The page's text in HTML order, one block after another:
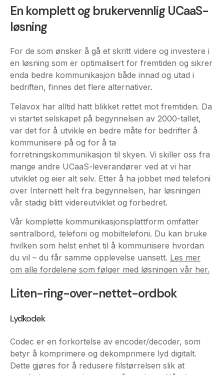
For de som ønsker å gå et skritt videre og investere i
en løsning som er optimalisert for fremtiden og sikrer
bedriften, finnes det flere alternativer.
Telavox har alltid hatt blikket rettet mot fremtiden. Da
vi startet selskapet på begynnelsen av 2000-tallet,
var det for å utvikle en bedre måte for bedrifter å
kommunisere på og for å ta
forretningskommunikasjon til skyen. Vi skiller oss fra
mange andre UCaaS-leverandører ved at vi har
utviklet og eier alt selv. Etter å ha jobbet med telefoni
over Internett helt fra begynnelsen, har løsningen
vår stadig blitt videreutviklet og forbedret.
Vår komplette kommunikasjonsplattform omfatter
sentralbord, telefoni og mobiltelefoni. Du kan bruke
hvilken som helst enhet til å kommunisere hvordan
du vil – du får samme opplevelse uansett.Les mer
om alle fordelene som følger med løsningen vår her.
Liten-ring-over-nettet-ordbok
betyr å komprimere og dekomprimere lyd digitalt.
overføringen over Internett går raskere. Når det
gjelder samtaler over Internett, betyr dette at
stemmen, dvs. lydsignalet, komprimeres digitalt, og